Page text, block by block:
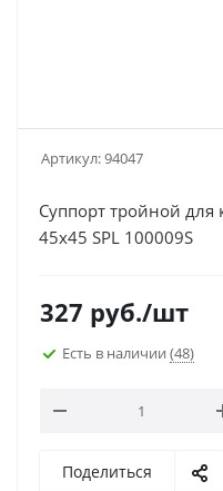
Артикул:94047
Суппорт тройной для
45x45 SPL 100009S
327 руб./шт
Есть в наличии (48)
Поделиться